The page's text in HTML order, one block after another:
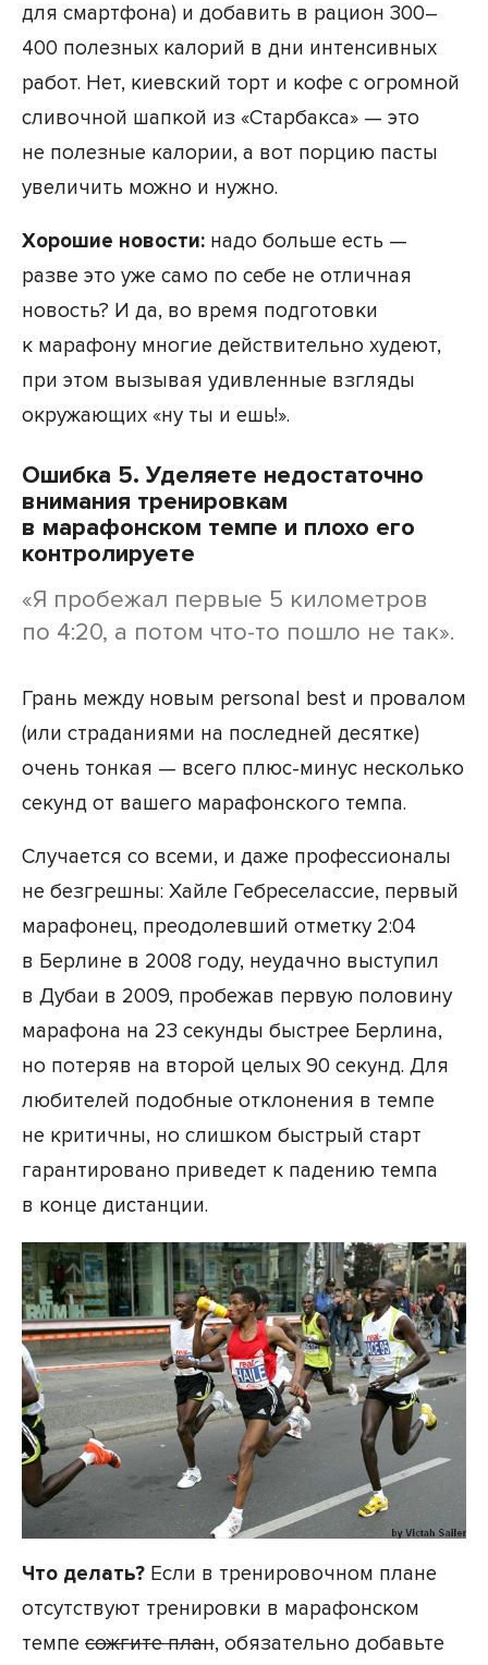
для смартфона) и добавить в рацион 300–
400 полезных калорий в дни интенсивных
работ. Нет, киевский торт и кофе с огромной
сливочной шапкой из «Старбакса» — это
не полезные калории, а вот порцию пасты
увеличить можно и нужно.
Хорошие новости: надо больше есть —
разве это уже само по себе не отличная
новость? И да, во время подготовки
к марафону многие действительно худеют,
при этом вызывая удивленные взгляды
окружающих «ну ты и ешь!».
Ошибка 5. Уделяете недостаточно
внимания тренировкам
в марафонском темпе и плохо его
контролируете
«Я пробежал первые 5 километров
по 4:20, а потом что-то пошло не так».
Грань между новым personal best и провалом
(или страданиями на последней десятке)
очень тонкая — всего плюс-минус несколько
секунд от вашего марафонского темпа.
Случается со всеми, и даже профессионалы
не безгрешны: Хайле Гебреселассие, первый
марафонец, преодолевший отметку 2:04
в Берлине в 2008 году, неудачно выступил
в Дубаи в 2009, пробежав первую половину
марафона на 23 секунды быстрее Берлина,
но потеряв на второй целых 90 секунд. Для
любителей подобные отклонения в темпе
не критичны, но слишком быстрый старт
гарантировано приведет к падению темпа
в конце дистанции.
Что делать? Если в тренировочном плане
отсутствуют тренировки в марафонском
темпе сожгите план, обязательно добавьте